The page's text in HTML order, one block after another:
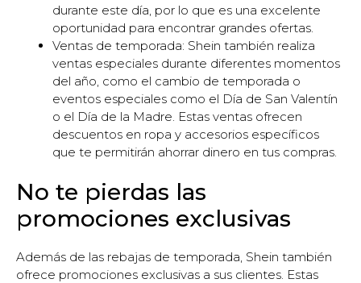
durante este día, por lo que es una excelente
oportunidad para encontrar grandes ofertas.
Ventas de temporada: Shein también realiza
ventas especiales durante diferentes momentos
del año, como el cambio de temporada o
eventos especiales como el Día de San Valentín
o el Día de la Madre. Estas ventas ofrecen
descuentos en ropa y accesorios específicos
que te permitirán ahorrar dinero en tus compras.
No te pierdas las
promociones exclusivas
Además de las rebajas de temporada, Shein también
ofrece promociones exclusivas a sus clientes. Estas